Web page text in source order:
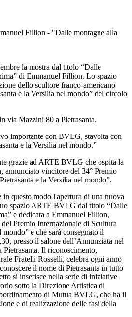
Fillion - "Dalle montagne alla
la mostra dal titolo “Dalle
di Emmanuel Fillion. Lo spazio
dello scultore franco-americano
e la Versilia nel mondo” del circolo
via Mazzini 80 a Pietrasanta.
importante con BVLG, stavolta con
e la Versilia nel mondo.”
grazie ad ARTE BVLG che ospita la
annunciato vincitore del 34° Premio
e la Versilia nel mondo”.
questo modo l'apertura di una nuova
spazio ARTE BVLG dal titolo “Dalle
e dedicata a Emmanuel Fillion,
Premio Internazionale di Scultura
e che sarà consegnato il
presso il salone dell’Annunziata nel
Pietrasanta. Il riconoscimento,
Fratelli Rosselli, celebra ogni anno
il nome di Pietrasanta in tutto
si inserisce nella serie di iniziative
sotto la Direzione Artistica di
di Mutua BVLG, che ha il
e di realizzazione delle fasi della